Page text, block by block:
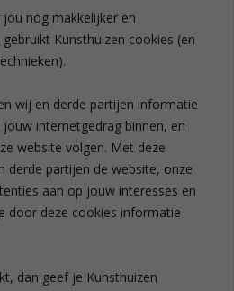
nog makkelijker en
Kunsthuizen cookies (en
wij en derde partijen informatie
internetgedrag binnen, en
website volgen. Met deze
derde partijen de website, onze
aan op jouw interesses en
door deze cookies informatie
dan geef je Kunsthuizen